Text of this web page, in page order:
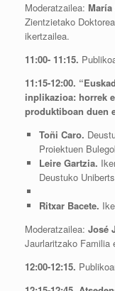
Moderatzailea:
Zientzietako
ikertzailea.
11:00- 11:15.
11:15-12:00.
inplikazioa: horrek
produktiboan duen
Toñi Caro.
Proiektuen
Leire Gartzia.
Deustuko
Ritxar Bacete.
Moderatzailea: José
Jaurlaritzako Familia
12:00-12:15.